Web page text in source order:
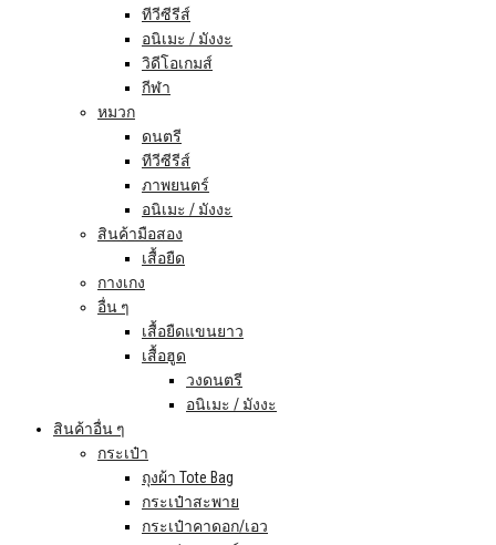
ทีวีซีรีส์
อนิเมะ / มังงะ
วิดีโอเกมส์
กีฬา
หมวก
ดนตรี
ทีวีซีรีส์
ภาพยนตร์
อนิเมะ / มังงะ
สินค้ามือสอง
เสื้อยืด
กางเกง
อื่น ๆ
เสื้อยืดแขนยาว
เสื้อฮูด
วงดนตรี
อนิเมะ / มังงะ
สินค้าอื่น ๆ
กระเป๋า
ถุงผ้า Tote Bag
กระเป๋าสะพาย
กระเป๋าคาดอก/เอว